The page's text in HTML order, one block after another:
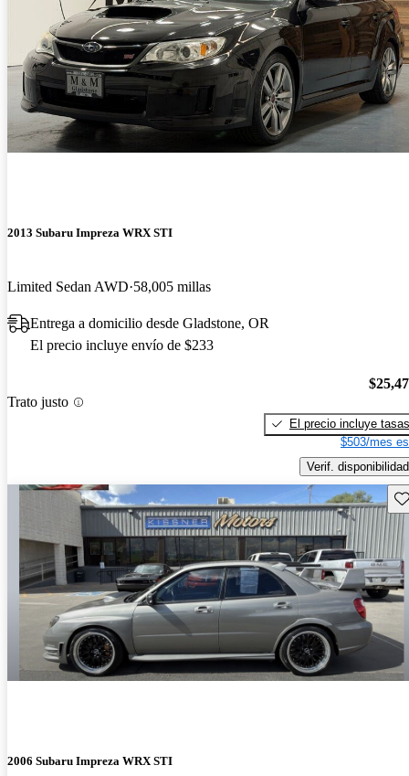
2013 Subaru Impreza WRX STI
Limited Sedan AWD 58,005 millas
Entrega a domicilio desde Gladstone, OR
El precio incluye envío de $233
Trato justo
El precio incluye tasas
$503/mes
Verif. disponibilidad
2006 Subaru Impreza WRX STI